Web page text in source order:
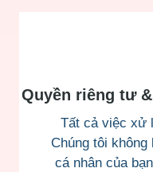
Quyền riêng tư
Tất cả việc xử
Chúng tôi
cá nhân của